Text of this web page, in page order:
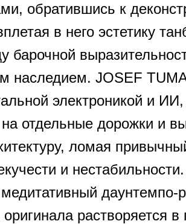
обратившись к
в него эстетику
барочной
наследием. JOSEF
электроникой и
отдельные дорожки и
ломая
и
даунтемпо-
растворяется